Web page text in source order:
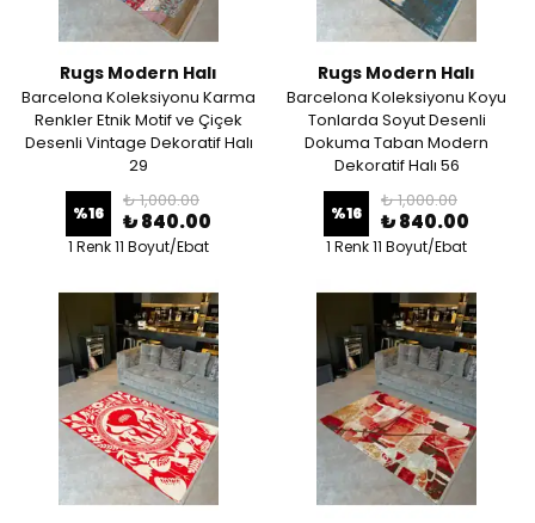
Rugs Modern Halı
Barcelona Koleksiyonu Karma
Renkler Etnik Motif ve Çiçek
Desenli Vintage Dekoratif Halı
29
%16
₺ 1,000.00
₺ 840.00
1 Renk 11 Boyut/Ebat
Rugs Modern Halı
Barcelona Koleksiyonu Koyu
Tonlarda Soyut Desenli
Dokuma Taban Modern
Dekoratif Halı 56
%16
₺ 1,000.00
₺ 840.00
1 Renk 11 Boyut/Ebat